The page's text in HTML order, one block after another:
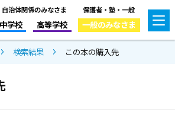
治体関係のみなさま
中学校 高等学校
保護者・塾・一般
一般のみなさま
検索結果 この本の購入先